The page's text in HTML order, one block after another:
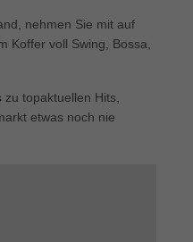
nehmen Sie mit auf
Koffer voll Swing, Bossa,
topaktuellen Hits,
etwas noch nie
und sind für die einwandfreie
verwendet, um personalisierte